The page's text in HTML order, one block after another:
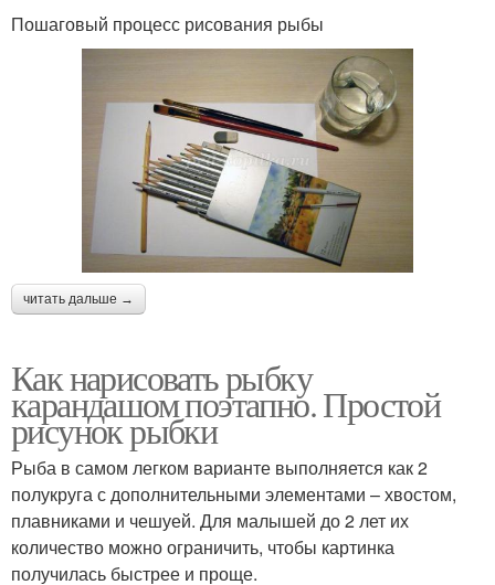
Пошаговый процесс рисования рыбы
читать дальше →
Как нарисовать рыбку
карандашом поэтапно. Простой
рисунок рыбки
Рыба в самом легком варианте выполняется как 2
полукруга с дополнительными элементами – хвостом,
плавниками и чешуей. Для малышей до 2 лет их
количество можно ограничить, чтобы картинка
получилась быстрее и проще.